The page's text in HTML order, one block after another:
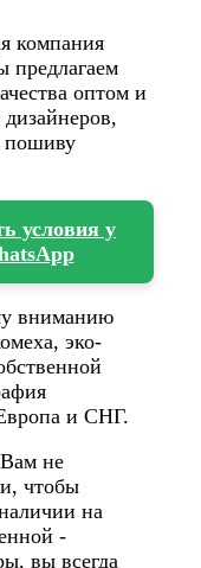
компания
предлагаем
оптом и
пошиву
условия у
вниманию
эко-
и СНГ.
не
чтобы
на
-
вы всегда